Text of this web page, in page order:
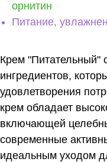
орнитин
Питание,
Крем "Питательный"
ингредиентов,
удовлетворения
крем обладает
включающей
современные
идеальным уходом